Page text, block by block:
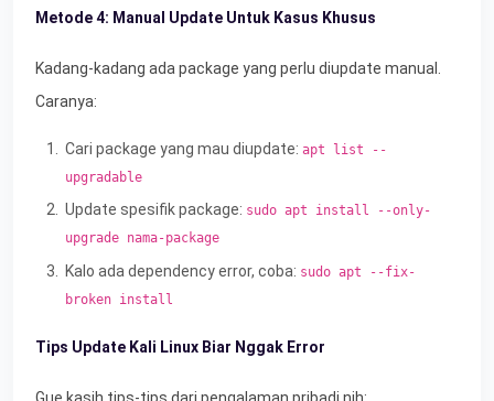
Metode 4: Manual Update Untuk Kasus Khusus
Kadang-kadang ada package yang perlu diupdate manual.
Caranya:
Cari package yang mau diupdate: apt list --
upgradable
Update spesifik package: sudo apt install --only-
upgrade nama-package
Kalo ada dependency error, coba: sudo apt --fix-
broken install
Tips Update Kali Linux Biar Nggak Error